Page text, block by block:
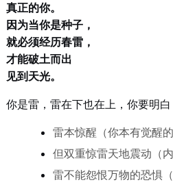
真正的你。
因为当你是种子，
就必须经历春雷，
才能破土而出
见到天光。
你是雷，雷在下也在上，你要明白
雷本惊醒（你本有觉醒的
但双重惊雷天地震动（
雷不能怨恨万物的恐惧